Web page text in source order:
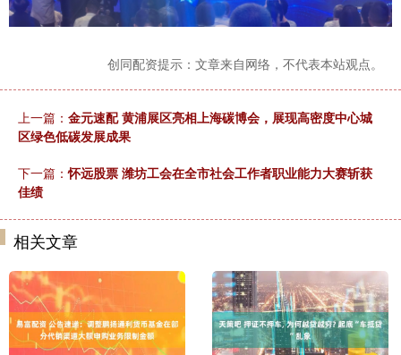
创同配资提示：文章来自网络，不代表本站观点。
上一篇： 金元速配 黄浦展区亮相上海碳博会，展现高密度中心城
区绿色低碳发展成果
下一篇：怀远股票 潍坊工会在全市社会工作者职业能力大赛斩获
佳绩
相关文章